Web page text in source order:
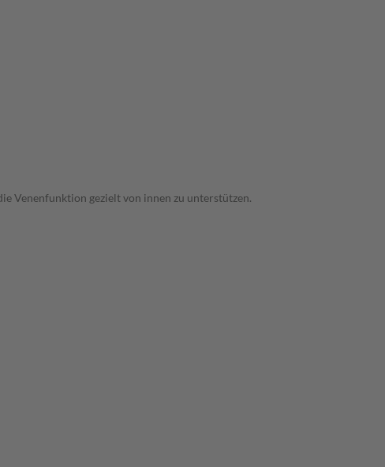
Venenfunktion gezielt von innen zu unterstützen.